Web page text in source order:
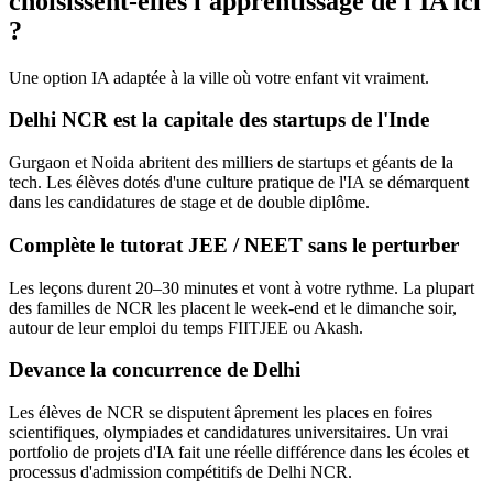
?
Une option IA adaptée à la ville où votre enfant vit vraiment.
Delhi NCR est la capitale des startups de l'Inde
Gurgaon et Noida abritent des milliers de startups et géants de la
tech. Les élèves dotés d'une culture pratique de l'IA se démarquent
dans les candidatures de stage et de double diplôme.
Complète le tutorat JEE / NEET sans le perturber
Les leçons durent 20–30 minutes et vont à votre rythme. La plupart
des familles de NCR les placent le week-end et le dimanche soir,
autour de leur emploi du temps FIITJEE ou Akash.
Devance la concurrence de Delhi
Les élèves de NCR se disputent âprement les places en foires
scientifiques, olympiades et candidatures universitaires. Un vrai
portfolio de projets d'IA fait une réelle différence dans les écoles et
processus d'admission compétitifs de Delhi NCR.